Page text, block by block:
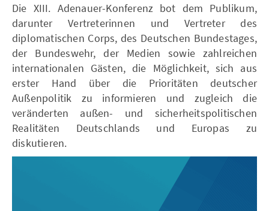
Die XIII. Adenauer-Konferenz bot dem Publikum,
darunter Vertreterinnen und Vertreter des
diplomatischen Corps, des Deutschen Bundestages,
der Bundeswehr, der Medien sowie zahlreichen
internationalen Gästen, die Möglichkeit, sich aus
erster Hand über die Prioritäten deutscher
Außenpolitik zu informieren und zugleich die
veränderten außen- und sicherheitspolitischen
Realitäten Deutschlands und Europas zu
diskutieren.